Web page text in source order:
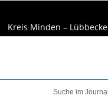
Kreis Minden – Lübbecke